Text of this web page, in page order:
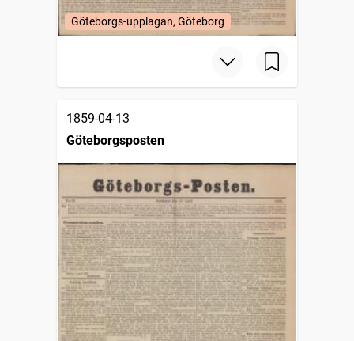
Göteborgs-upplagan, Göteborg
1859-04-13
Göteborgsposten